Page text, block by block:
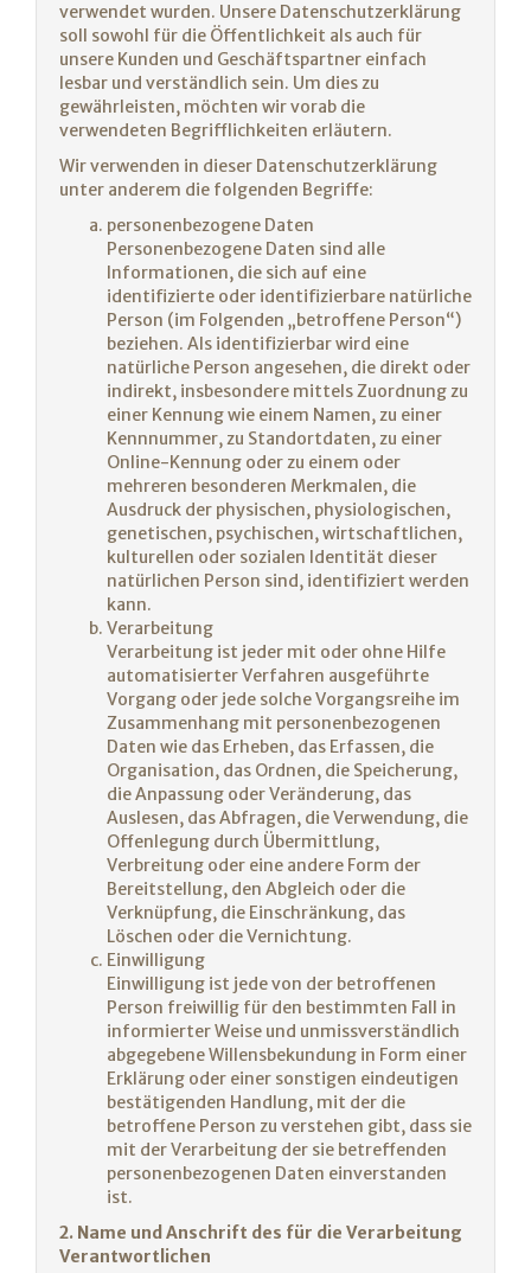
verwendet wurden. Unsere Datenschutzerklärung
soll sowohl für die Öffentlichkeit als auch für
unsere Kunden und Geschäftspartner einfach
lesbar und verständlich sein. Um dies zu
gewährleisten, möchten wir vorab die
verwendeten Begrifflichkeiten erläutern.
Wir verwenden in dieser Datenschutzerklärung
unter anderem die folgenden Begriffe:
personenbezogene Daten
Personenbezogene Daten sind alle
Informationen, die sich auf eine
identifizierte oder identifizierbare natürliche
Person (im Folgenden „betroffene Person“)
beziehen. Als identifizierbar wird eine
natürliche Person angesehen, die direkt oder
indirekt, insbesondere mittels Zuordnung zu
einer Kennung wie einem Namen, zu einer
Kennnummer, zu Standortdaten, zu einer
Online-Kennung oder zu einem oder
mehreren besonderen Merkmalen, die
Ausdruck der physischen, physiologischen,
genetischen, psychischen, wirtschaftlichen,
kulturellen oder sozialen Identität dieser
natürlichen Person sind, identifiziert werden
kann.
Verarbeitung
Verarbeitung ist jeder mit oder ohne Hilfe
automatisierter Verfahren ausgeführte
Vorgang oder jede solche Vorgangsreihe im
Zusammenhang mit personenbezogenen
Daten wie das Erheben, das Erfassen, die
Organisation, das Ordnen, die Speicherung,
die Anpassung oder Veränderung, das
Auslesen, das Abfragen, die Verwendung, die
Offenlegung durch Übermittlung,
Verbreitung oder eine andere Form der
Bereitstellung, den Abgleich oder die
Verknüpfung, die Einschränkung, das
Löschen oder die Vernichtung.
Einwilligung
Einwilligung ist jede von der betroffenen
Person freiwillig für den bestimmten Fall in
informierter Weise und unmissverständlich
abgegebene Willensbekundung in Form einer
Erklärung oder einer sonstigen eindeutigen
bestätigenden Handlung, mit der die
betroffene Person zu verstehen gibt, dass sie
mit der Verarbeitung der sie betreffenden
personenbezogenen Daten einverstanden
ist.
2. Name und Anschrift des für die Verarbeitung
Verantwortlichen